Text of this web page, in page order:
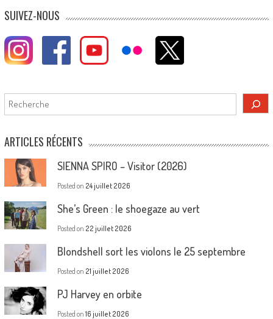
SUIVEZ-NOUS
Rechercher
ARTICLES RÉCENTS
SIENNA SPIRO – Visitor (2026)
Posted on 24 juillet 2026
She’s Green : le shoegaze au vert
Posted on 22 juillet 2026
Blondshell sort les violons le 25 septembre
Posted on 21 juillet 2026
PJ Harvey en orbite
Posted on 16 juillet 2026